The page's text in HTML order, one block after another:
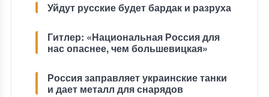
Уйдут русские будет бардак и разруха
Гитлер: «Национальная Россия для
нас опаснее, чем большевицкая»
Россия заправляет украинские танки
и дает металл для снарядов